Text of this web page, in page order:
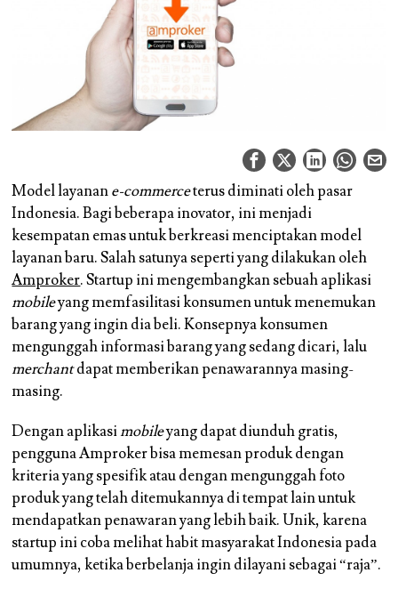
Model layanane-commerceterus diminati oleh pasar
Indonesia. Bagi beberapa inovator, ini menjadi
kesempatan emas untuk berkreasi menciptakan model
layanan baru. Salah satunya seperti yang dilakukan oleh
Amproker. Startup ini mengembangkan sebuah aplikasi
mobileyang memfasilitasi konsumen untuk menemukan
barang yang ingin dia beli. Konsepnya konsumen
mengunggah informasi barang yang sedang dicari, lalu
merchantdapat memberikan penawarannya masing-
masing.
Dengan aplikasimobileyang dapat diunduh gratis,
pengguna Amproker bisa memesan produk dengan
kriteria yang spesifik atau dengan mengunggah foto
produk yang telah ditemukannya di tempat lain untuk
mendapatkan penawaran yang lebih baik. Unik, karena
startup ini coba melihat habit masyarakat Indonesia pada
umumnya, ketika berbelanja ingin dilayani sebagai “raja”.